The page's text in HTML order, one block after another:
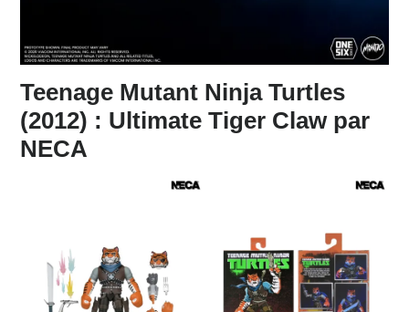
Teenage Mutant Ninja Turtles
(2012) : Ultimate Tiger Claw par
NECA